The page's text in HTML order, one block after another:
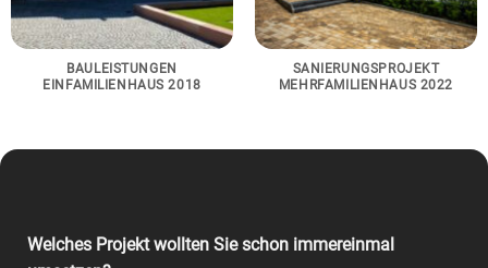
BAULEISTUNGEN
EINFAMILIENHAUS 2018
SANIERUNGSPROJEKT
MEHRFAMILIENHAUS 2022
Welches Projekt wollten Sie schon immereinmal